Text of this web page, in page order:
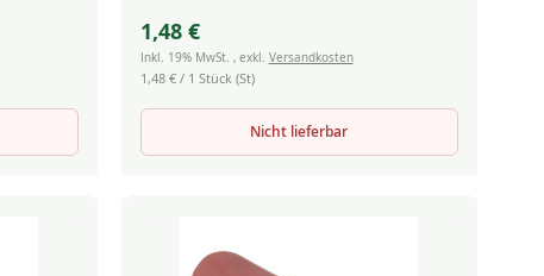
1,48 €
Inkl. 19% MwSt. , exkl. Versandkosten
1,48 €/ 1 Stück (St)
Nicht lieferbar